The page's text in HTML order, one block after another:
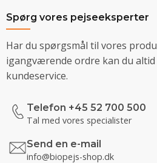
Spørg vores pejseeksperter
Har du spørgsmål til vores
igangværende ordre kan du
kundeservice.
Telefon +45 52 700 500
Tal med vores specialister
Send en e-mail
info@biopejs-shop.dk